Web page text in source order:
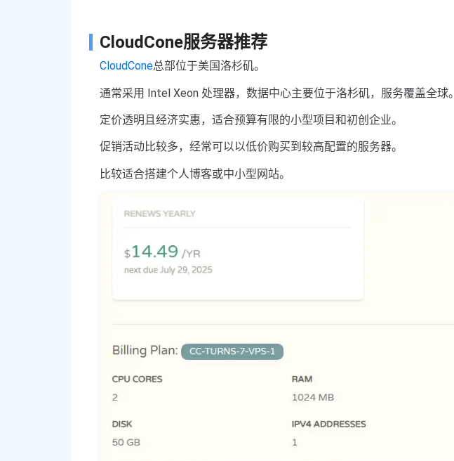
CloudCone服务器推荐
CloudCone总部位于美国洛杉矶。
通常采用 Intel Xeon 处理器，数据中心主要位于洛杉矶，服务覆盖全球。
定价透明且经济实惠，适合预算有限的小型项目和初创企业。
促销活动比较多，经常可以以低价购买到较高配置的服务器。
比较适合搭建个人博客或中小型网站。